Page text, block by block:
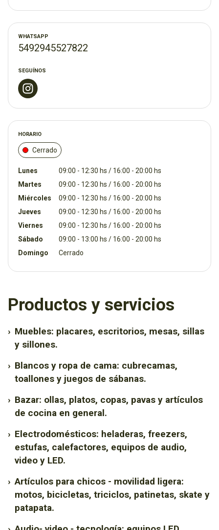
WHATSAPP
5492945527822
SEGUÍNOS
HORARIO
Cerrado
Lunes
09:00 - 12:30 hs / 16:00 - 20:00 hs
Martes
09:00 - 12:30 hs / 16:00 - 20:00 hs
Miércoles
09:00 - 12:30 hs / 16:00 - 20:00 hs
Jueves
09:00 - 12:30 hs / 16:00 - 20:00 hs
Viernes
09:00 - 12:30 hs / 16:00 - 20:00 hs
Sábado
09:00 - 13:00 hs / 16:00 - 20:00 hs
Domingo
Cerrado
Productos y servicios
› Muebles: placares, escritorios, mesas, sillas
y sillones.
› Blancos y ropa de cama: cubrecamas,
toallones y juegos de sábanas.
› Bazar: ollas, platos, copas, pavas y artículos
de cocina en general.
› Electrodomésticos: heladeras, freezers,
estufas, calefactores, equipos de audio,
video y LED.
› Artículos para chicos - movilidad ligera:
motos, bicicletas, triciclos, patinetas, skate y
patapata.